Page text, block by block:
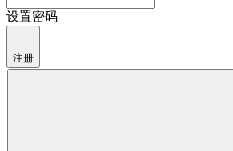
设置密码
注册